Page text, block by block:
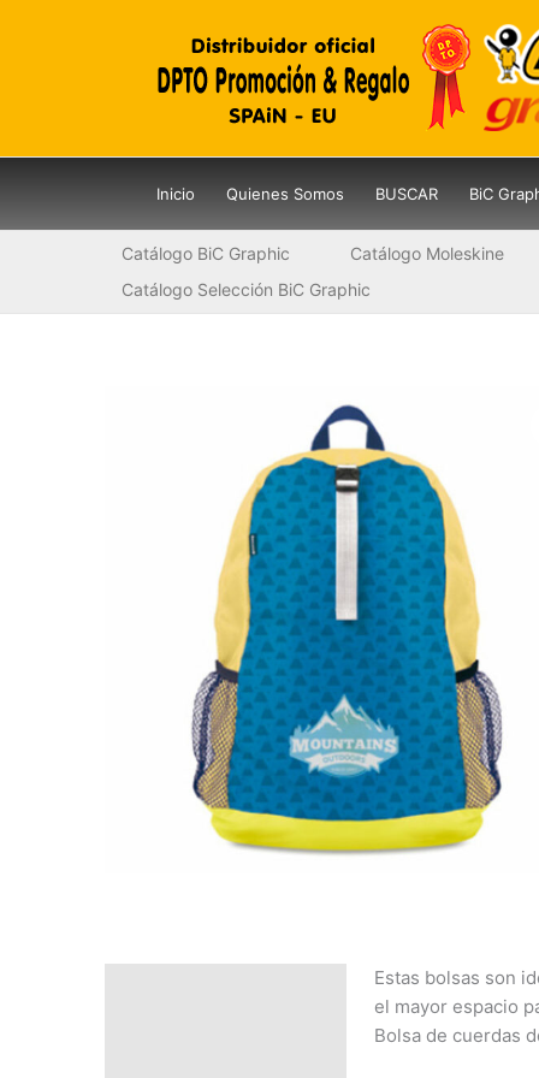
Inicio Quienes Somos BUSCAR BiC
Catálogo BiC Graphic Catálogo Moleskine
Catálogo Selección BiC Graphic
Estas bolsas son
el mayor espacio
Bolsa de cuerdas